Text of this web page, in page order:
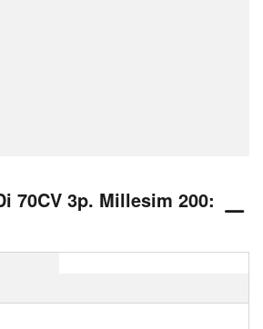
70CV 3p. Millesim 200: